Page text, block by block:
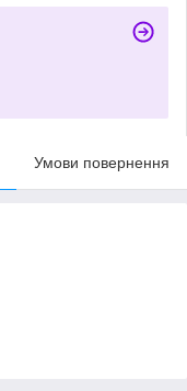
Умови повернення